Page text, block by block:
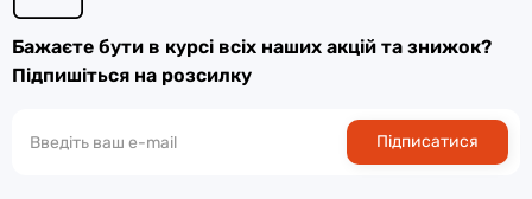
Бажаєте бути в курсі всіх наших акцій та знижок?
Підпишіться на розсилку
Підписатися